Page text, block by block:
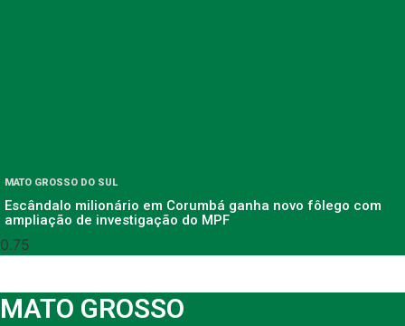
MATO GROSSO DO SUL
Escândalo milionário em Corumbá ganha novo fôlego com
ampliação de investigação do MPF
MATO GROSSO